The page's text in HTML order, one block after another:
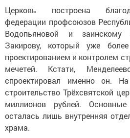
Церковь построена
федерации профсоюзов
Водопьяновой и заинскому
Закирову, который уже
проектированием и контролем
мечетей. Кстати,
спроектировал именно он.
строительство Трёхсвятской
миллионов рублей.
осталась лишь внутренняя
храма.